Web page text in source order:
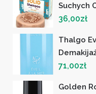
Suchych
36,00zł
Thalgo
71,00zł
Golden